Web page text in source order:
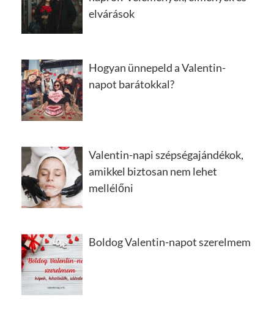
elvárások
Hogyan ünnepeld a Valentin-
napot barátokkal?
Valentin-napi szépségajándékok,
amikkel biztosan nem lehet
mellélőni
Boldog Valentin-napot szerelmem